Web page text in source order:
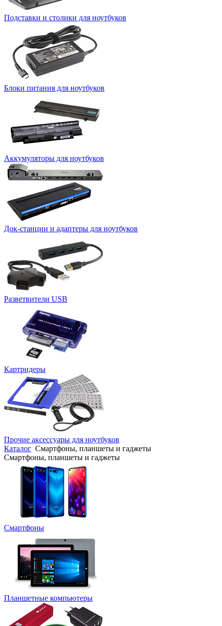
Подставки и столики для ноутбуков
Блоки питания для ноутбуков
Аккумуляторы для ноутбуков
Док-станции и адаптеры для ноутбуков
Разветвители USB
Картридеры
Прочие аксессуары для ноутбуков
Каталог Смартфоны, планшеты и гаджеты
Смартфоны, планшеты и гаджеты
Смартфоны
Планшетные компьютеры